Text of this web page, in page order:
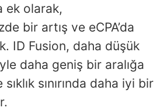
ek olarak,
bir artış ve eCPA’da
ID Fusion, daha düşük
daha geniş bir aralığa
sınırında daha iyi bir